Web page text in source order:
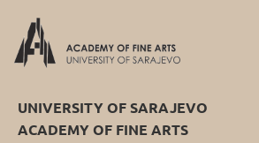
UNIVERSITY OF SARAJEVO
ACADEMY OF FINE ARTS